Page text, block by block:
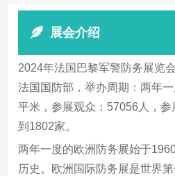
展会介绍
2024年法国巴黎军警防务展览
法国国防部，举办周期：两年
平米，参展观众：57056人，
到1802家。
两年一度的欧洲防务展始于
历史。欧洲国际防务展是世界